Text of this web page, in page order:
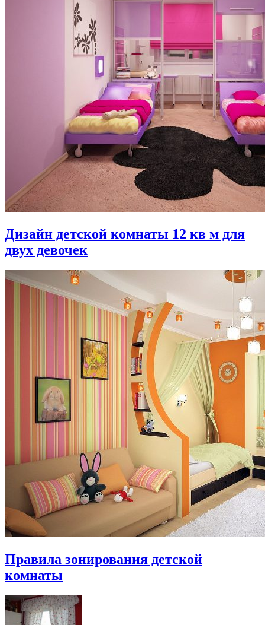
Дизайн детской комнаты 12 кв м для
двух девочек
Правила зонирования детской
комнаты